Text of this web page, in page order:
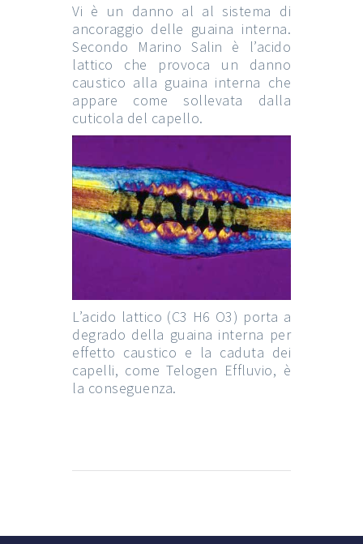
Vi è un danno al al sistema di
ancoraggio delle guaina interna.
Secondo Marino Salin è l’acido
lattico che provoca un danno
caustico alla guaina interna che
appare come sollevata dalla
cuticola del capello.
L’acido lattico (C3 H6 O3) porta a
degrado della guaina interna per
effetto caustico e la caduta dei
capelli, come Telogen Effluvio, è
la conseguenza.